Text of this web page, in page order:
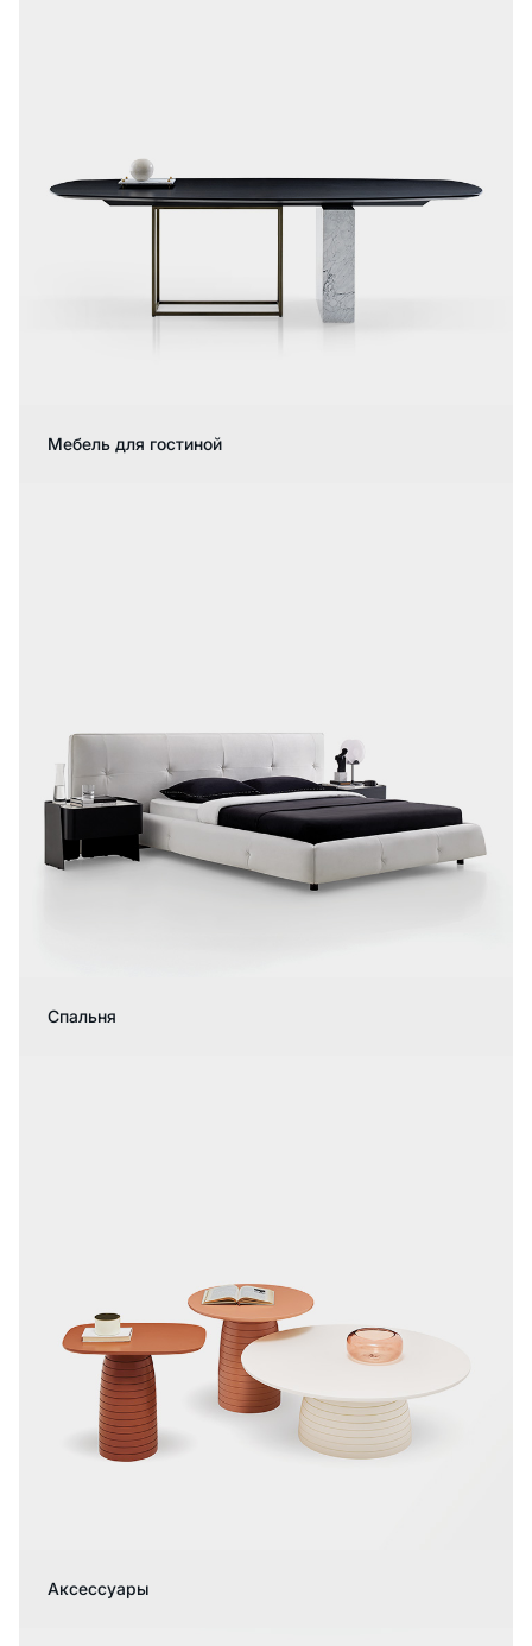
Мебель для гостиной
Спальня
Аксессуары